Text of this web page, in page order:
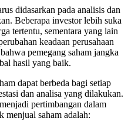
didasarkan pada analisis dan
Beberapa investor lebih suka
tertentu, sementara yang lain
keadaan perusahaan
pemegang saham jangka
hasil yang baik.
dapat berbeda bagi setiap
dan analisa yang dilakukan.
pertimbangan dalam
menjual saham adalah: